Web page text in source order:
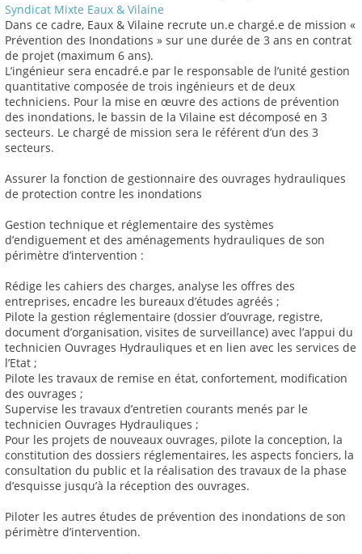
Syndicat Mixte Eaux & Vilaine
Dans ce cadre, Eaux & Vilaine recrute un.e chargé.e de mission «
Prévention des Inondations » sur une durée de 3 ans en contrat
de projet (maximum 6 ans).
L’ingénieur sera encadré.e par le responsable de l’unité gestion
quantitative composée de trois ingénieurs et de deux
techniciens. Pour la mise en œuvre des actions de prévention
des inondations, le bassin de la Vilaine est décomposé en 3
secteurs. Le chargé de mission sera le référent d’un des 3
secteurs.
Assurer la fonction de gestionnaire des ouvrages hydrauliques
de protection contre les inondations
Gestion technique et réglementaire des systèmes
d’endiguement et des aménagements hydrauliques de son
périmètre d’intervention :
Rédige les cahiers des charges, analyse les offres des
entreprises, encadre les bureaux d’études agréés ;
Pilote la gestion réglementaire (dossier d’ouvrage, registre,
document d’organisation, visites de surveillance) avec l’appui du
technicien Ouvrages Hydrauliques et en lien avec les services de
l’Etat ;
Pilote les travaux de remise en état, confortement, modification
des ouvrages ;
Supervise les travaux d’entretien courants menés par le
technicien Ouvrages Hydrauliques ;
Pour les projets de nouveaux ouvrages, pilote la conception, la
constitution des dossiers réglementaires, les aspects fonciers, la
consultation du public et la réalisation des travaux de la phase
d’esquisse jusqu’à la réception des ouvrages.
Piloter les autres études de prévention des inondations de son
périmètre d’intervention.